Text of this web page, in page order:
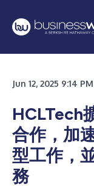
Jun 12, 2025 9:14
HCLTech
合作，加
型工作，
務